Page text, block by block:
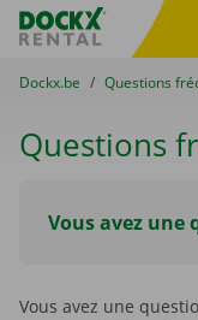
sitename
You are here:
du
Dockx.be to
Questions
Questions
Vous avez une
Vous avez une